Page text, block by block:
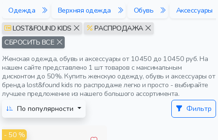
Одежда Верхняя одежда Обувь
Аксессуары
LOST&FOUND KIDS
РАСПРОДАЖА
СБРОСИТЬ ВСЕ
Женская одежда, обувь и аксессуары от 10450 до 10450 руб. На
нашем сайте представлено 1 шт товаров с максимальным
дисконтом до 50%. Купить женскую одежду, обувь и аксессуары от
бренда lost&found kids по распродаже легко и просто - выбирайте
лучшее предложение из нашего большого ассортимента.
По популярности
Фильтр
- 50 %